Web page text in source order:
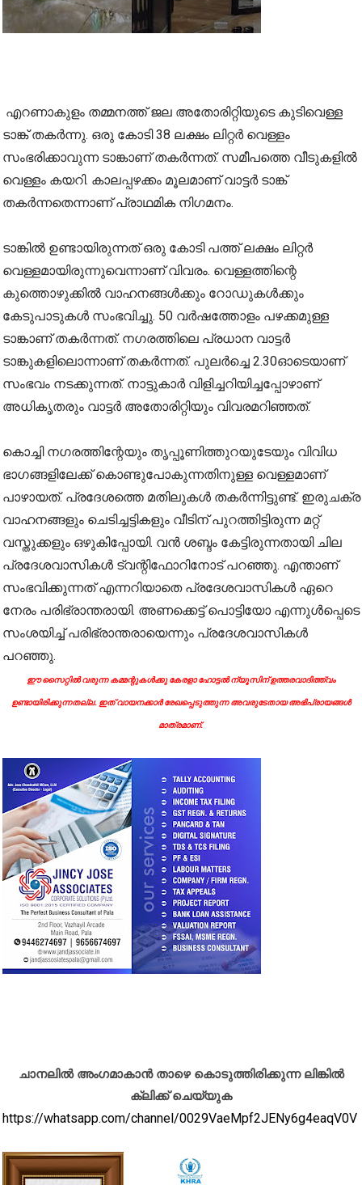
എറണാകുളം തമ്മനത്ത് ജല അതോരിറ്റിയുടെ കുടിവെള്ള
ടാങ്ക് തകര്‍ന്നു. ഒരു കോടി 38 ലക്ഷം ലിറ്റര്‍ വെള്ളം
സംഭരിക്കാവുന്ന ടാങ്കാണ് തകര്‍ന്നത്. സമീപത്തെ വീടുകളില്‍
വെള്ളം കയറി. കാലപ്പഴക്കം മൂലമാണ് വാട്ടര്‍ ടാങ്ക്
തകര്‍ന്നതെന്നാണ് പ്രാഥമിക നിഗമനം.
ടാങ്കില്‍ ഉണ്ടായിരുന്നത് ഒരു കോടി പത്ത് ലക്ഷം ലിറ്റര്‍
വെള്ളമായിരുന്നുവെന്നാണ് വിവരം. വെള്ളത്തിന്റെ
കുത്തൊഴുക്കില്‍ വാഹനങ്ങള്‍ക്കും റോഡുകള്‍ക്കും
കേടുപാടുകള്‍ സംഭവിച്ചു. 50 വര്‍ഷത്തോളം പഴക്കമുള്ള
ടാങ്കാണ് തകര്‍ന്നത്. നഗരത്തിലെ പ്രധാന വാട്ടര്‍
ടാങ്കുകളിലൊന്നാണ് തകര്‍ന്നത്. പുലര്‍ച്ചെ 2.30ഓടെയാണ്
സംഭവം നടക്കുന്നത്. നാട്ടുകാര്‍ വിളിച്ചറിയിച്ചപ്പോഴാണ്
അധികൃതരും വാട്ടര്‍ അതോരിറ്റിയും വിവരമറിഞ്ഞത്.
കൊച്ചി നഗരത്തിന്റേയും തൃപ്പൂണിത്തുറയുടേയും വിവിധ
ഭാഗങ്ങളിലേക്ക് കൊണ്ടുപോകുന്നതിനുള്ള വെള്ളമാണ്
പാഴായത്. പ്രദേശത്തെ മതിലുകള്‍ തകര്‍ന്നിട്ടുണ്ട്. ഇരുചക്ര
വാഹനങ്ങളും ചെടിച്ചട്ടികളും വീടിന് പുറത്തിട്ടിരുന്ന മറ്റ്
വസ്തുക്കളും ഒഴുകിപ്പോയി. വന്‍ ശബ്ദം കേട്ടിരുന്നതായി ചില
പ്രദേശവാസികള്‍ ട്വന്റിഫോറിനോട് പറഞ്ഞു. എന്താണ്
സംഭവിക്കുന്നത് എന്നറിയാതെ പ്രദേശവാസികള്‍ ഏറെ
നേരം പരിഭ്രാന്തരായി. അണക്കെട്ട് പൊട്ടിയോ എന്നുള്‍പ്പെടെ
സംശയിച്ച് പരിഭ്രാന്തരായെന്നും പ്രദേശവാസികള്‍
പറഞ്ഞു.
ഈ സൈറ്റിൽ വരുന്ന കമ്മന്റുകൾക്കു കേരളാ ഹോട്ടൽ ന്യൂസിന് ഉത്തരവാദിത്ത്വം
ഉണ്ടായിരിക്കുന്നതല്ല. ഇത് വായനക്കാർ രേഖപ്പെടുത്തുന്ന അവരുടേതായ അഭിപ്രായങ്ങൾ
മാത്രമാണ്.
ചാനലിൽ അംഗമാകാൻ താഴെ കൊടുത്തിരിക്കുന്ന ലിങ്കിൽ
ക്ലിക്ക് ചെയ്യുക
https://whatsapp.com/channel/0029VaeMpf2JENy6g4eaqV0V